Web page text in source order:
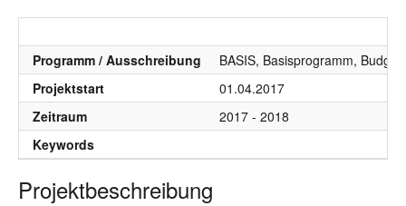
Programm / Ausschreibung
BASIS, Basisprogramm,
Projektstart
01.04.2017
Zeitraum
2017 - 2018
Keywords
Projektbeschreibung